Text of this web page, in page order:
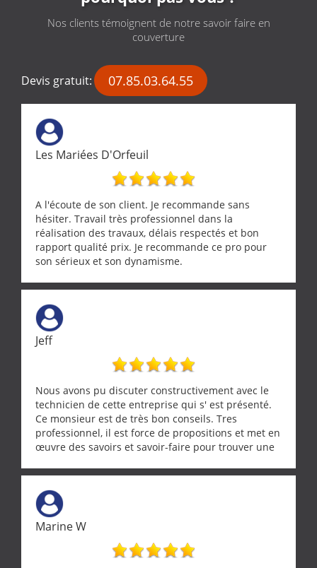
Nos clients témoignent de notre savoir faire en
couverture
Devis gratuit: 07.85.03.64.55
Les Mariées D'Orfeuil
A l'écoute de son client. Je recommande sans
hésiter. Travail très professionnel dans la
réalisation des travaux, délais respectés et bon
rapport qualité prix. Je recommande ce pro pour
son sérieux et son dynamisme.
Jeff
Nous avons pu discuter constructivement avec le
technicien de cette entreprise qui s' est présenté.
Ce monsieur est de très bon conseils. Tres
professionnel, il est force de propositions et met en
œuvre des savoirs et savoir-faire pour trouver une
demande de l écoute et de la considération, ce qui
ne se trouve que chez les pationnés de leur métier.
Merci a ce monsieur pour sa disponibilité
Marine W